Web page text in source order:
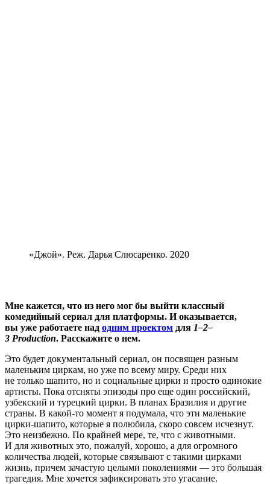
«Джой». Реж. Дарья Слюсаренко. 2020
Мне кажется, что из него мог бы выйти классный
комедийный сериал для платформы. И оказывается,
вы уже работаете над одним проектом для 1–2–
3 Production. Расскажите о нем.
Это будет документальный сериал, он посвящен разным
маленьким циркам, но уже по всему миру. Среди них
не только шапито, но и социальные цирки и просто одинокие
артисты. Пока отсняты эпизоды про еще один российский,
узбекский и турецкий цирки. В планах Бразилия и другие
страны. В какой-то момент я подумала, что эти маленькие
цирки-шапито, которые я полюбила, скоро совсем исчезнут.
Это неизбежно. По крайней мере, те, что с животными.
И для животных это, пожалуй, хорошо, а для огромного
количества людей, которые связывают с такими цирками
жизнь, причем зачастую целыми поколениями — это большая
трагедия. Мне хочется зафиксировать это угасание.